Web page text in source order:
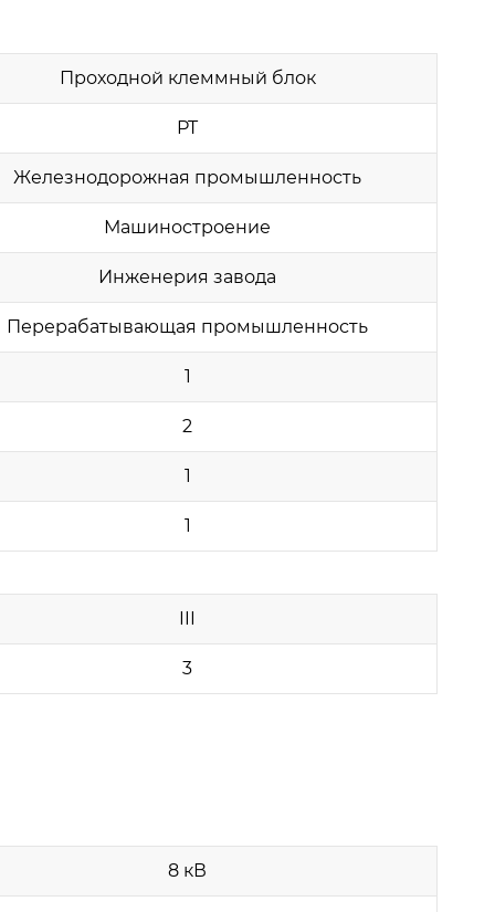
Проходной клеммный блок
PT
Железнодорожная промышленность
Машиностроение
Инженерия завода
Перерабатывающая промышленность
1
2
1
1
III
3
8 кВ